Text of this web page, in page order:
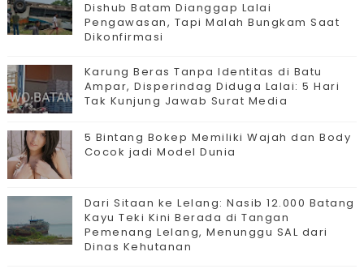
Dishub Batam Dianggap Lalai
Pengawasan, Tapi Malah Bungkam Saat
Dikonfirmasi
Karung Beras Tanpa Identitas di Batu
Ampar, Disperindag Diduga Lalai: 5 Hari
Tak Kunjung Jawab Surat Media
5 Bintang Bokep Memiliki Wajah dan Body
Cocok jadi Model Dunia
Dari Sitaan ke Lelang: Nasib 12.000 Batang
Kayu Teki Kini Berada di Tangan
Pemenang Lelang, Menunggu SAL dari
Dinas Kehutanan